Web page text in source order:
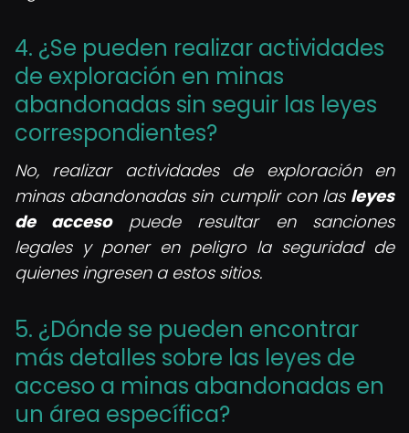
4. ¿Se pueden realizar actividades
de exploración en minas
abandonadas sin seguir las leyes
correspondientes?
No, realizar actividades de exploración en
minas abandonadas sin cumplir con las leyes
de accesopuede resultar en sanciones
legales y poner en peligro la seguridad de
quienes ingresen a estos sitios.
5. ¿Dónde se pueden encontrar
más detalles sobre las leyes de
acceso a minas abandonadas en
un área específica?